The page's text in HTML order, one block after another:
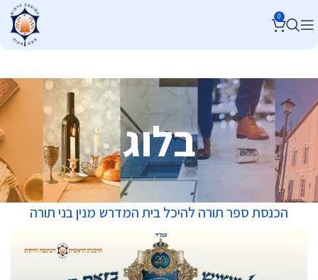
0
בלוג
הכנסת ספר תורה להיכל בית המדרש מנין בני תורה